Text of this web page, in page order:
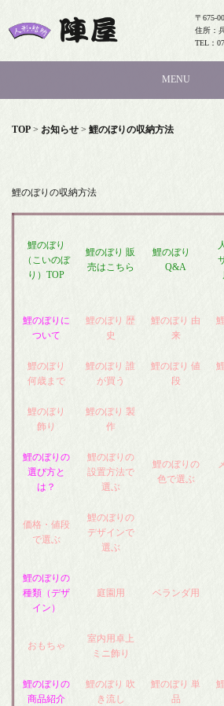
〒675-
住所：
TEL：
MENU
TOP > お知らせ > 鯉のぼりの収納方法
鯉のぼりの収納方法
鯉のぼり
（こいのぼ
り）TOP
鯉のぼり 販
売はこちら
鯉のぼり
Q&A
鯉のぼりに
ついて
鯉のぼり 歴
史
鯉のぼり 由
来
鯉のぼり
何歳まで
鯉のぼり 誰
が買う
鯉のぼり 値
段
鯉のぼり
飾り
鯉のぼり 製
作
鯉のぼりの
選び方と
は？
鯉のぼりの
設置方法で
選ぶ
鯉のぼりの
色で選ぶ
価格・値段
で選ぶ
鯉のぼりの
デザインで
選ぶ
鯉のぼりの
種類（デザ
イン）
庭園用 ベランダ用
おもちゃ
室内用卓上
ミニ飾り
鯉のぼりの
商品紹介
鯉のぼり 吹
き流し
鯉のぼり 単
品